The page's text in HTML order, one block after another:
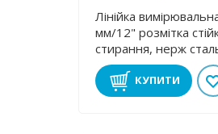
Лінійка
мм/12" розмітка
стирання, нерж
966138R
КУПИТИ